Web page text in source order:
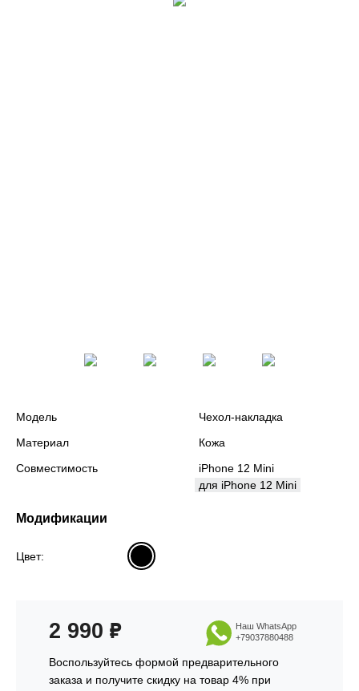
Модель
Чехол-накладка
Материал
Кожа
Совместимость
iPhone 12 Mini
для iPhone 12 Mini
Модификации
Цвет:
2 990 ₽
Воспользуйтесь формой предварительного
заказа и получите скидку на товар 4% при
Наш WhatsApp
+79037880488